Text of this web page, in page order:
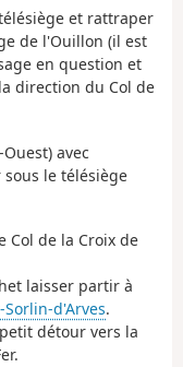
et rattraper
de l'Ouillon (il est
en question et
direction du Col de
avec
le télésiège
Col de la Croix de
laisser partir à
Sorlin-d'Arves.
détour vers la